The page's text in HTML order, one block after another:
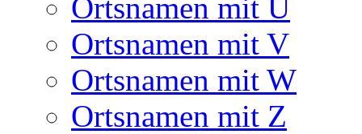
Ortsnamen mit U
Ortsnamen mit V
Ortsnamen mit W
Ortsnamen mit Z